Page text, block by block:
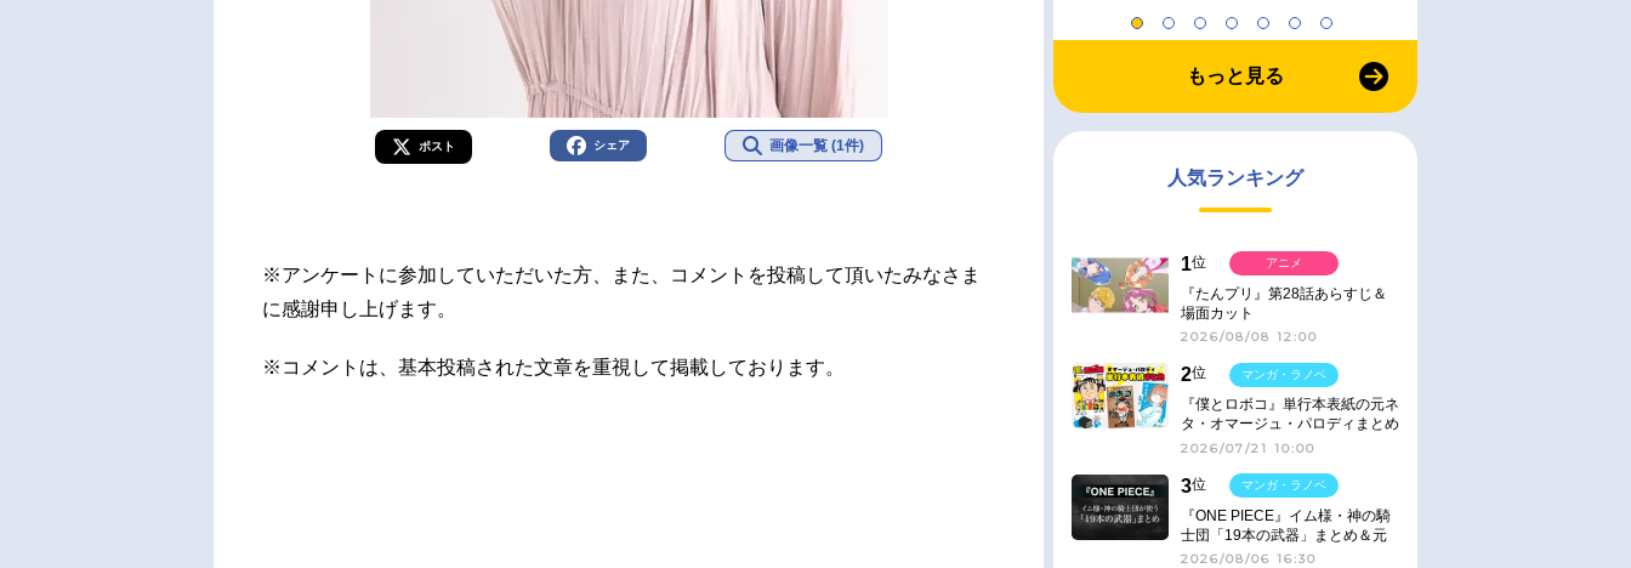
ポスト シェア 画像一覧 (1件)
※アンケートに参加していただいた方、また、コメントを投稿して頂いたみなさま
に感謝申し上げます。
※コメントは、基本投稿された文章を重視して掲載しております。
もっと見る
人気ランキング
1位
『たんプリ』第28話あらすじ＆
場面カット
2026/08/08 12:00
アニメ
2位
『僕とロボコ』単行本表紙の元ネ
タ・オマージュ・パロディまとめ
2026/07/21 10:00
マンガ・ラノベ
3位
『ONE PIECE』イム様・神の騎
士団「19本の武器」まとめ＆元
ネタ
2026/08/06 16:30
マンガ・ラノベ